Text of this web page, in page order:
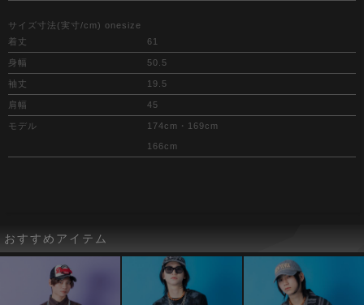
サイズ寸法(実寸/cm) onesize
着丈
61
身幅 50.5
袖丈 19.5
肩幅 45
モデル 174cm・169cm
166cm
おすすめアイテム